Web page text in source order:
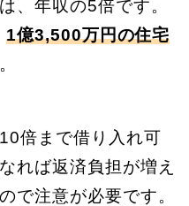
、年収の5倍です。
1億3,500万円の住宅
倍まで借り入れ可
れば返済負担が増え
で注意が必要です。